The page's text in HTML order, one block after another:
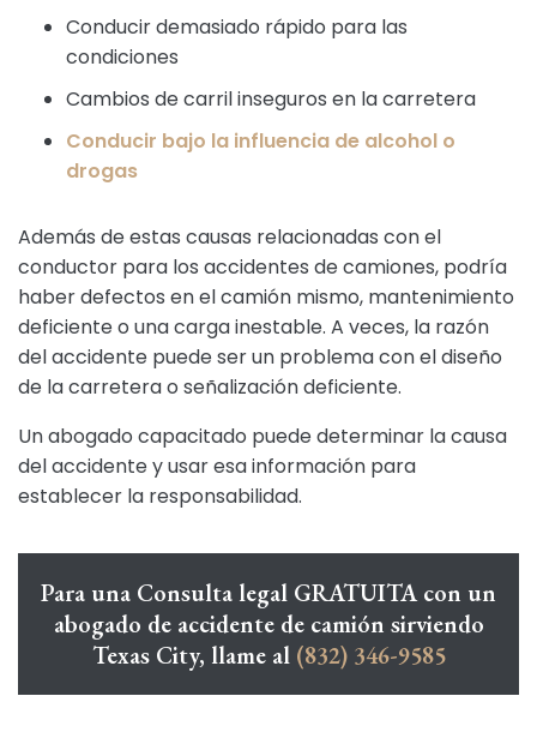
Conducir demasiado rápido para las
condiciones
Cambios de carril inseguros en la carretera
Conducir bajo la influencia de alcohol o
drogas
Además de estas causas relacionadas con el
conductor para los accidentes de camiones, podría
haber defectos en el camión mismo, mantenimiento
deficiente o una carga inestable. A veces, la razón
del accidente puede ser un problema con el diseño
de la carretera o señalización deficiente.
Un abogado capacitado puede determinar la causa
del accidente y usar esa información para
establecer la responsabilidad.
Para una Consulta legal GRATUITA con un
abogado de accidente de camión sirviendo
Texas City, llame al (832) 346-9585